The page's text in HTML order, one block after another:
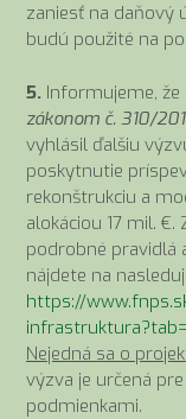
zaniesť na daňový
budú použité na
5. Informujeme,
zákonom č. 310/
vyhlásil ďalšiu
poskytnutie
rekonštrukciu a
alokáciou 17 mil.
podrobné pravidlá
nájdete na
https://
Nejedná sa o
výzva je určená
podmienkami.